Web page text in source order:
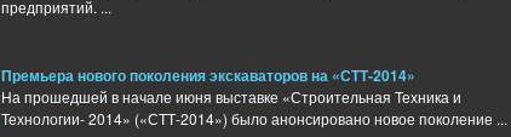
предприятий. ...
Премьера нового поколения экскаваторов на «СТТ-2014»
На прошедшей в начале июня выставке «Строительная Техника и
Технологии- 2014» («СТТ-2014») было анонсировано новое поколение ...